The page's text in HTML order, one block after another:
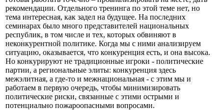
рекомендации. Отдельного тренинга по этой теме нет, но
тема интересная, как задел на будущее. На последних
семинарах было много представителей национальных
республик, в том числе и тех, которых обвиняют в
неконкурентной политике. Когда мы с ними анализируем
ситуацию, оказывается, что конкуренция есть, и она высока.
Но конкурируют не традиционные игроки - политические
партии, а региональные элиты: конкуренция здесь
межэлитная, а где-то и межнациональная - с этим мы и
работаем в первую очередь, чтобы минимизировать
политические риски, связанные с этими острыми и
потенциально пожароопасными вопросами.